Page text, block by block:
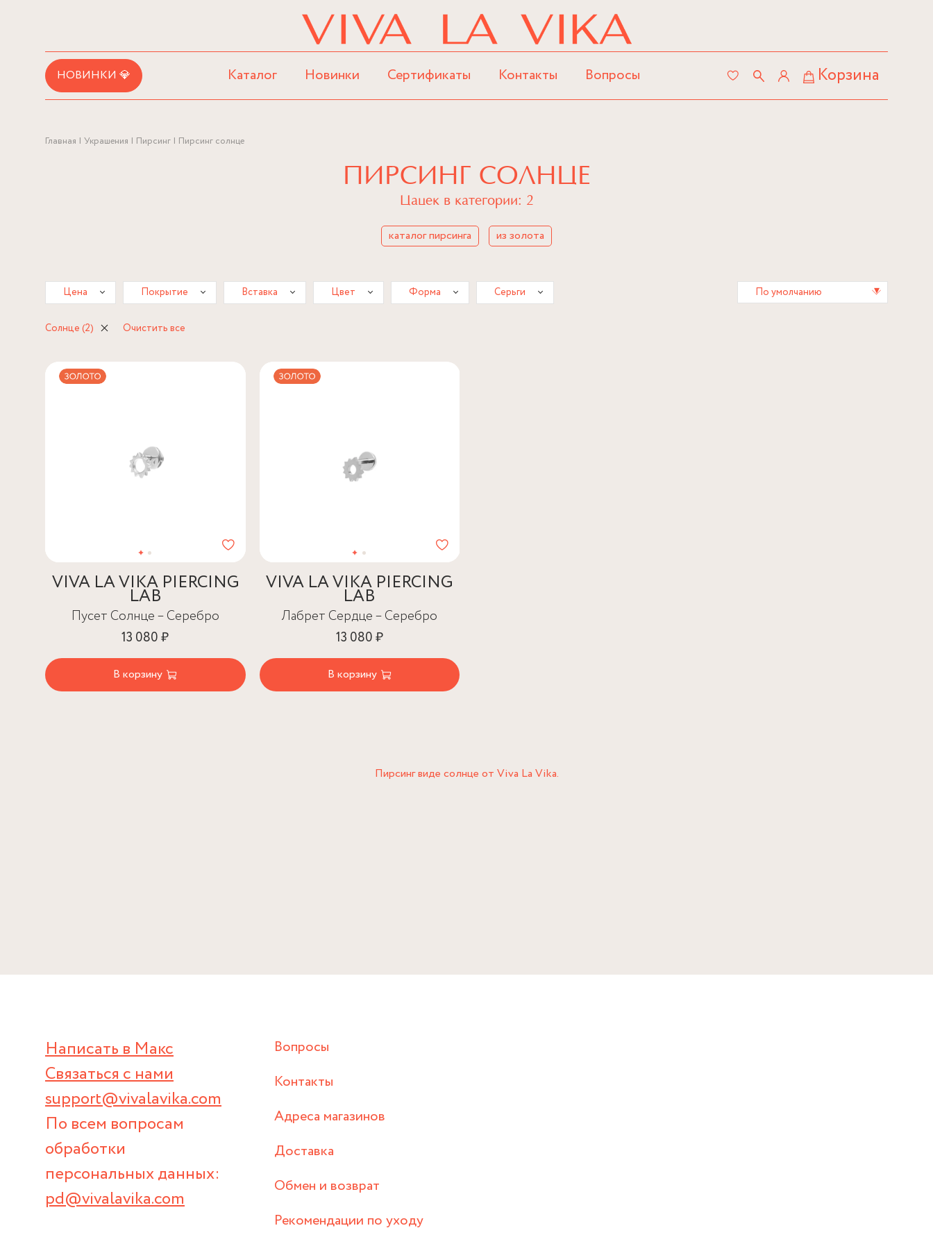
НОВИНКИ 💎 Каталог Новинки Сертификаты Контакты Вопросы Корзина
Главная Украшения Пирсинг Пирсинг солнце
ПИРСИНГ СОЛНЦЕ
Цацек в категории: 2
каталог пирсинга из золота
Цена Покрытие Вставка Цвет Форма Серьги
Солнце (2) Очистить все
По умолчанию ▾
VIVA LA VIKA PIERCING
LAB
Пусет Солнце – Серебро
13 080 ₽
В корзину
VIVA LA VIKA PIERCING
LAB
Лабрет Сердце – Серебро
13 080 ₽
В корзину
Пирсинг виде солнце от Viva La Vika.
Написать в Макс
Связаться с нами
support@vivalavika.com
По всем вопросам
обработки
персональных данных:
pd@vivalavika.com
Вопросы
Контакты
Адреса магазинов
Доставка
Обмен и возврат
Рекомендации по уходу